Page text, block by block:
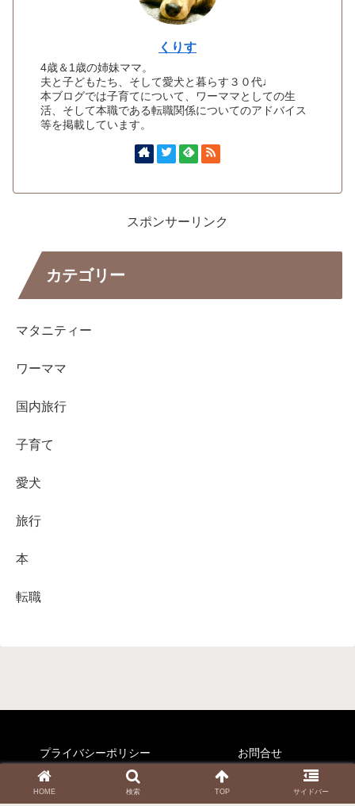
くりす
4歳＆1歳の姉妹ママ。
夫と子どもたち、そして愛犬と暮らす３０代♩
本ブログでは子育てについて、ワーママとしての生
活、そして本職である転職関係についてのアドバイス
等を掲載しています。
スポンサーリンク
カテゴリー
マタニティー
ワーママ
国内旅行
子育て
愛犬
旅行
本
転職
プライバシーポリシー お問合せ
© 2020-2026 くりすのすすめ.
HOME 検索 TOP サイドバー